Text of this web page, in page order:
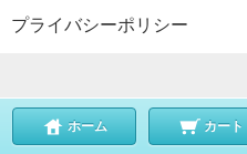
プライバシーポリシー
ホーム カート